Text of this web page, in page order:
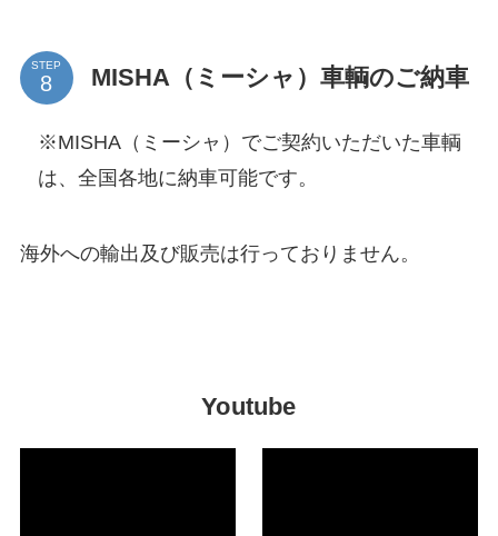
STEP MISHA（ミーシャ）車輌のご納車
※MISHA（ミーシャ）でご契約いただいた車輌
は、全国各地に納車可能です。
海外への輸出及び販売は行っておりません。
Youtube